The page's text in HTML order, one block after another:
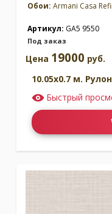
Обои: Armani Casa
Артикул: GA5 9550
Под заказ
Цена 19000 руб.
10.05x0.7 м.
Быстрый